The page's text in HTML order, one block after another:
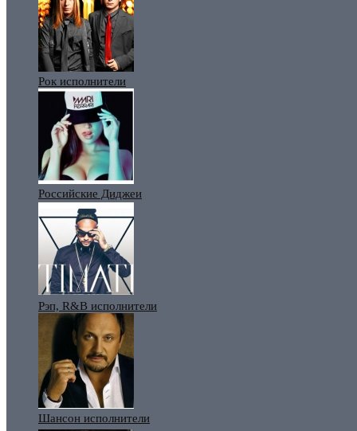
Рок исполнители
Российские Диджеи
Рэп, R&B исполнители
Шансон исполнители